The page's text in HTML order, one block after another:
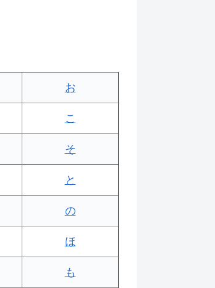
お
こ
そ
と
の
ほ
も